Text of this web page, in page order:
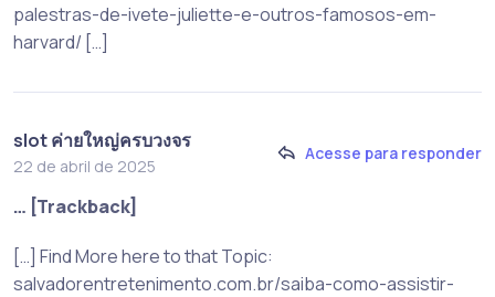
palestras-de-ivete-juliette-e-outros-famosos-em-
harvard/ […]
slot ค่ายใหญ่ครบวงจร
22 de abril de 2025
Acesse para responder
… [Trackback]
[…] Find More here to that Topic:
salvadorentretenimento.com.br/saiba-como-assistir-